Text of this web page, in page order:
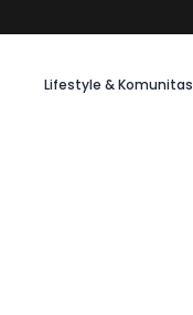
Lifestyle & Komunitas